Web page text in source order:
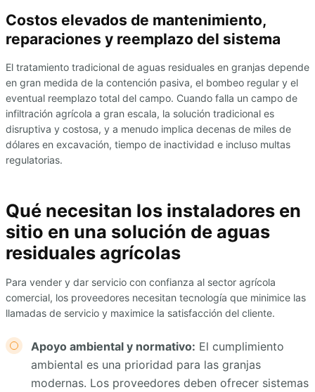
Costos elevados de mantenimiento,
reparaciones y reemplazo del sistema
El tratamiento tradicional de aguas residuales en granjas depende
en gran medida de la contención pasiva, el bombeo regular y el
eventual reemplazo total del campo. Cuando falla un campo de
infiltración agrícola a gran escala, la solución tradicional es
disruptiva y costosa, y a menudo implica decenas de miles de
dólares en excavación, tiempo de inactividad e incluso multas
regulatorias.
Qué necesitan los instaladores en
sitio en una solución de aguas
residuales agrícolas
Para vender y dar servicio con confianza al sector agrícola
comercial, los proveedores necesitan tecnología que minimice las
llamadas de servicio y maximice la satisfacción del cliente.
Apoyo ambiental y normativo: El cumplimiento
ambiental es una prioridad para las granjas
modernas. Los proveedores deben ofrecer sistemas